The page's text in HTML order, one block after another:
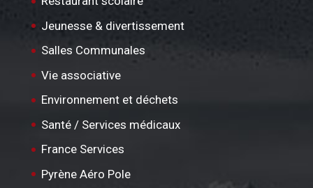
Jeunesse & divertissement
Salles Communales
Vie associative
Environnement et déchets
Santé / Services médicaux
France Services
Pyrène Aéro Pole